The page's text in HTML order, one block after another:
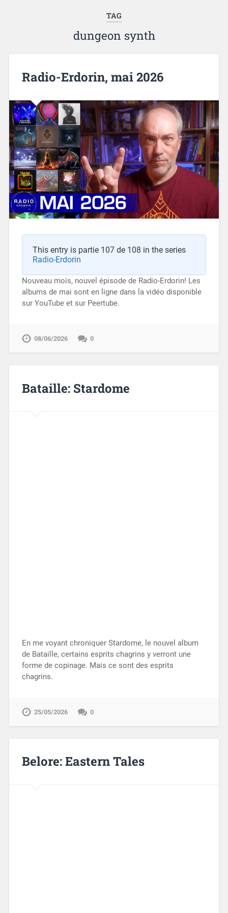
TAG
dungeon synth
Radio-Erdorin, mai 2026
This entry is partie 107 de 108 in the series
Radio-Erdorin
Nouveau mois, nouvel épisode de Radio-Erdorin! Les
albums de mai sont en ligne dans la vidéo disponible
sur YouTube et sur Peertube.
08/06/2026 0
Bataille: Stardome
En me voyant chroniquer Stardome, le nouvel album
de Bataille, certains esprits chagrins y verront une
forme de copinage. Mais ce sont des esprits
chagrins.
25/05/2026 0
Belore: Eastern Tales